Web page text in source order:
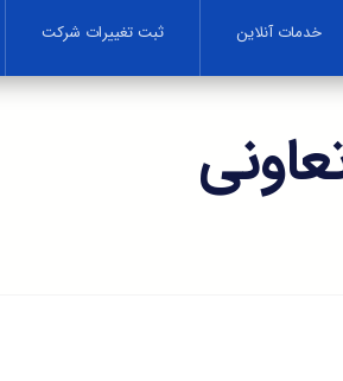
خدمات آنلاین ثبت تغییرات شرکت